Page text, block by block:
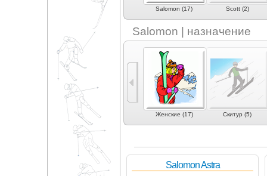
RTC (1) Salomon (17) Scott (2)
Salomon | назначение
Слалом-гигант (13) Скоростной спуск (5) Женские (17) Скитур (5)
Salomon Astra